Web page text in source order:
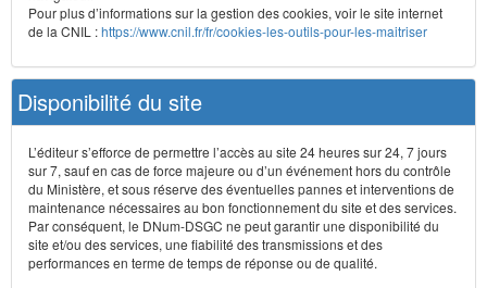
Pour plus d’informations sur la gestion des cookies, voir le site internet
de la CNIL :https://www.cnil.fr/fr/cookies-les-outils-pour-les-maitriser
Disponibilité du site
L’éditeur s’efforce de permettre l’accès au site 24 heures sur 24, 7 jours
sur 7, sauf en cas de force majeure ou d’un événement hors du contrôle
du Ministère, et sous réserve des éventuelles pannes et interventions de
maintenance nécessaires au bon fonctionnement du site et des services.
Par conséquent, le DNum-DSGC ne peut garantir une disponibilité du
site et/ou des services, une fiabilité des transmissions et des
performances en terme de temps de réponse ou de qualité.